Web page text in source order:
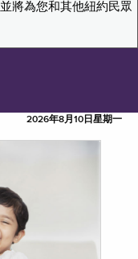
將為您和其他紐約民眾
2026年8月10日星期一